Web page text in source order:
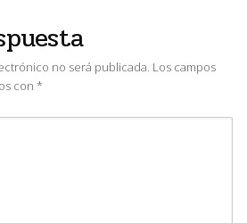
no será publicada. Los campos
con *